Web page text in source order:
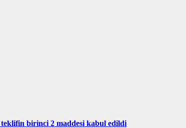
birinci 2 maddesi kabul edildi